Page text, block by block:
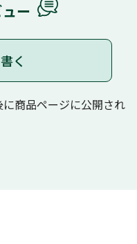
ー
く
商品ページに公開され